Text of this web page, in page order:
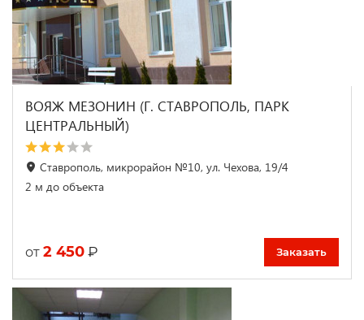
ВОЯЖ МЕЗОНИН (Г. СТАВРОПОЛЬ, ПАРК
ЦЕНТРАЛЬНЫЙ)
Ставрополь, микрорайон №10, ул. Чехова, 19/4
2 м до объекта
от 2 450 ₽ Заказать